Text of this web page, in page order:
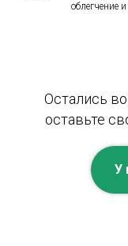
облегчение
Остались
оставьте
У